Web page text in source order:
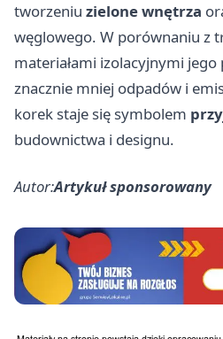
tworzeniu zielone wnętrza
węglowego. W porównaniu z
materiałami izolacyjnymi
znacznie mniej odpadów i
korek staje się symbolem
budownictwa i designu.
Autor:Artykuł sponsorowany